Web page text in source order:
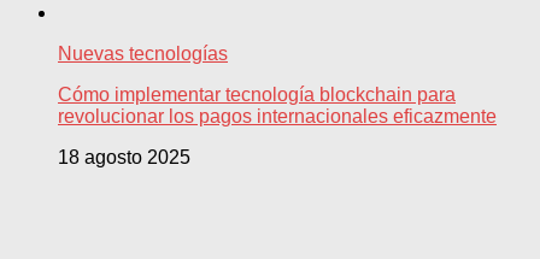
Nuevas tecnologías
Cómo implementar tecnología blockchain para
revolucionar los pagos internacionales eficazmente
18 agosto 2025